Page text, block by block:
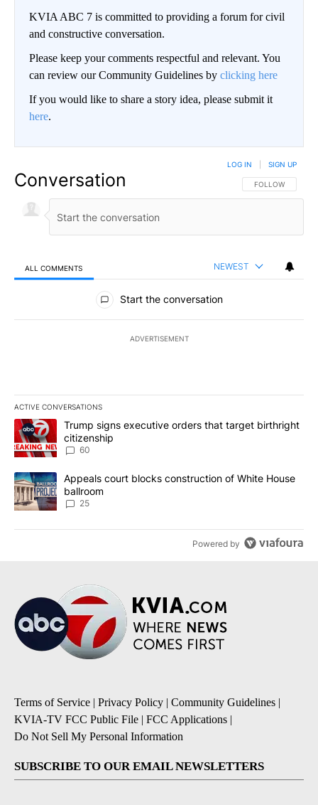
KVIA ABC 7 is committed to providing a forum for civil
and constructive conversation.
Please keep your comments respectful and relevant. You
can review our Community Guidelines by clicking here
If you would like to share a story idea, please submit it
here.
Conversation FOLLOW THIS
FOLLOW
LOG IN SIGN UP
ALL COMMENTS NEWEST
All Comments
Start the conversation
ADVERTISEMENT
ACTIVE CONVERSATIONS
The following is a list of the most commented articles in the last
A trending article titled "Trump signs executive orders that
Trump signs executive orders that target birthright
citizenship
60
A trending article titled "Appeals court blocks construction of
Appeals court blocks construction of White House
ballroom
25
Powered by
Terms of Service | Privacy Policy | Community Guidelines |
KVIA-TV FCC Public File | FCC Applications |
Do Not Sell My Personal Information
SUBSCRIBE TO OUR EMAIL NEWSLETTERS